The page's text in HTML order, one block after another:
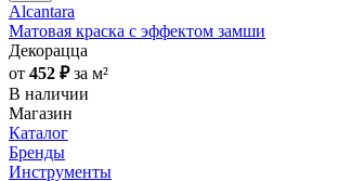
Alcantara
Матовая краска с эффектом замши
Декорацца
от 452 ₽за м²
В наличии
Магазин
Каталог
Бренды
Инструменты